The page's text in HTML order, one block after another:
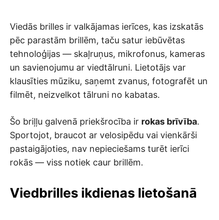
Viedās brilles ir valkājamas ierīces, kas izskatās
pēc parastām brillēm, taču satur iebūvētas
tehnoloģijas — skaļruņus, mikrofonus, kameras
un savienojumu ar viedtālruni. Lietotājs var
klausīties mūziku, saņemt zvanus, fotografēt un
filmēt, neizvelkot tālruni no kabatas.
Šo briļļu galvenā priekšrocība ir rokas brīvība.
Sportojot, braucot ar velosipēdu vai vienkārši
pastaigājoties, nav nepieciešams turēt ierīci
rokās — viss notiek caur brillēm.
Viedbrilles ikdienas lietošanā